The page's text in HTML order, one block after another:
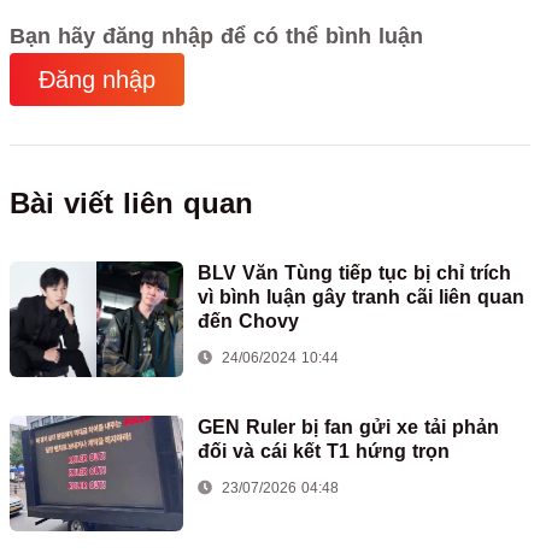
Bạn hãy đăng nhập để có thể bình luận
Đăng nhập
Bài viết liên quan
BLV Văn Tùng tiếp tục bị chỉ trích
vì bình luận gây tranh cãi liên quan
đến Chovy
24/06/2024 10:44
GEN Ruler bị fan gửi xe tải phản
đối và cái kết T1 hứng trọn
23/07/2026 04:48